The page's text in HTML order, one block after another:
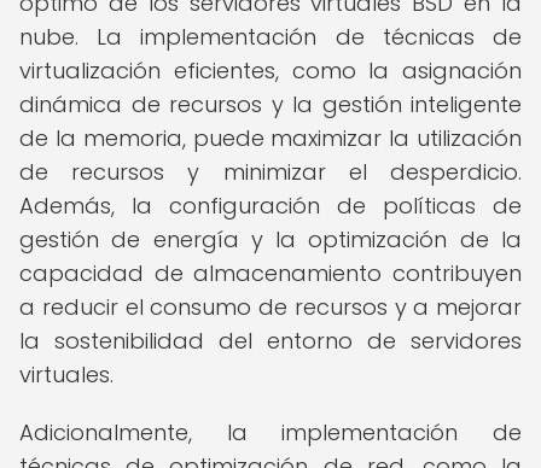
nube. La implementación de técnicas de
virtualización eficientes, como la asignación
dinámica de recursos y la gestión inteligente
de la memoria, puede maximizar la utilización
de recursos y minimizar el desperdicio.
Además, la configuración de políticas de
gestión de energía y la optimización de la
capacidad de almacenamiento contribuyen
a reducir el consumo de recursos y a mejorar
la sostenibilidad del entorno de servidores
virtuales.
Adicionalmente, la implementación de